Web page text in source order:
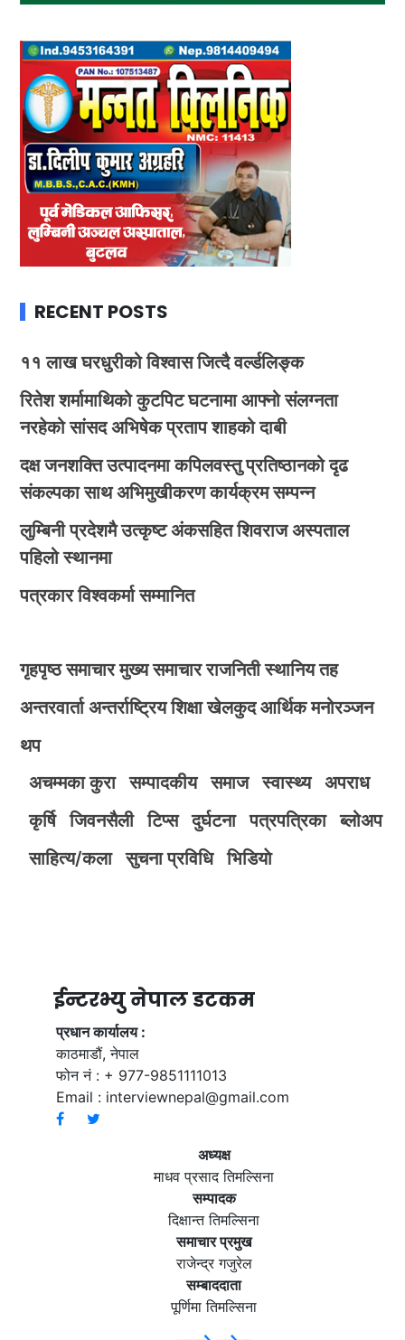
RECENT POSTS
११ लाख घरधुरीको विश्वास जित्दै वर्ल्डलिङ्क
रितेश शर्मामाथिको कुटपिट घटनामा आफ्नो संलग्नता
नरहेको सांसद अभिषेक प्रताप शाहको दाबी
दक्ष जनशक्ति उत्पादनमा कपिलवस्तु प्रतिष्ठानको दृढ
संकल्पका साथ अभिमुखीकरण कार्यक्रम सम्पन्न
लुम्बिनी प्रदेशमै उत्कृष्ट अंकसहित शिवराज अस्पताल
पहिलो स्थानमा
पत्रकार विश्वकर्मा सम्मानित
गृहपृष्ठ समाचार मुख्य समाचार राजनिती स्थानिय तह
अन्तरवार्ता अन्तर्राष्ट्रिय शिक्षा खेलकुद आर्थिक मनोरञ्जन
थप
अचम्मका कुरा
सम्पादकीय समाज स्वास्थ्य
अपराध
कृर्षि
जिवनसैली टिप्स दुर्घटना पत्रपत्रिका
ब्लोअप
साहित्य/कला
सुचना प्रविधि भिडियाे
ईन्टरभ्यु नेपाल डटकम
प्रधान कार्यालय :
काठमाडौं, नेपाल
फोन नं : + 977-9851111013
Email : interviewnepal@gmail.com
अध्यक्ष
माधव प्रसाद तिमल्सिना
सम्पादक
दिक्षान्त तिमल्सिना
समाचार प्रमुख
राजेन्द्र गजुरेल
सम्बाददाता
पूर्णिमा तिमल्सिना